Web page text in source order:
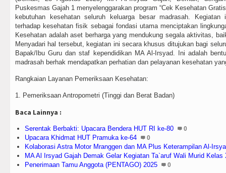
Puskesmas Gajah 1 menyelenggarakan program “Cek Kesehatan
kebutuhan kesehatan seluruh keluarga besar madrasah.
terhadap kesehatan fisik sebagai fondasi utama menciptakan
Kesehatan adalah aset berharga yang mendukung segala aktivitas,
Menyadari hal tersebut, kegiatan ini secara khusus ditujukan bagi
Bapak/Ibu Guru dan staf kependidikan MA Al-Irsyad. Ini adalah
madrasah berhak mendapatkan perhatian dan pelayanan kesehatan
Rangkaian Layanan Pemeriksaan Kesehatan:
1. Pemeriksaan Antropometri (Tinggi dan Berat Badan)
Baca Lainnya :
Serentak Berbakti: Upacara Bendera HUT RI ke-80 0
Upacara Khidmat HUT Pramuka ke-64 0
Kolaborasi Astra Motor Mranggen dan MA Plus Keterampilan Al-
MA Al Irsyad Gajah Demak Gelar Kegiatan Ta`aruf Wali Murid Kelas
Penerimaan Tamu Anggota (PENTAGO) 2025
0